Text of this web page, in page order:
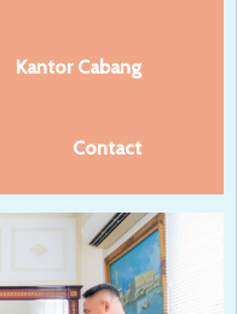
Kantor Cabang
Contact